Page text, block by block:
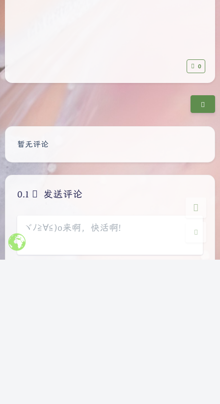
浅阴影 深阴影
0
豆
暂无评论
发送评论